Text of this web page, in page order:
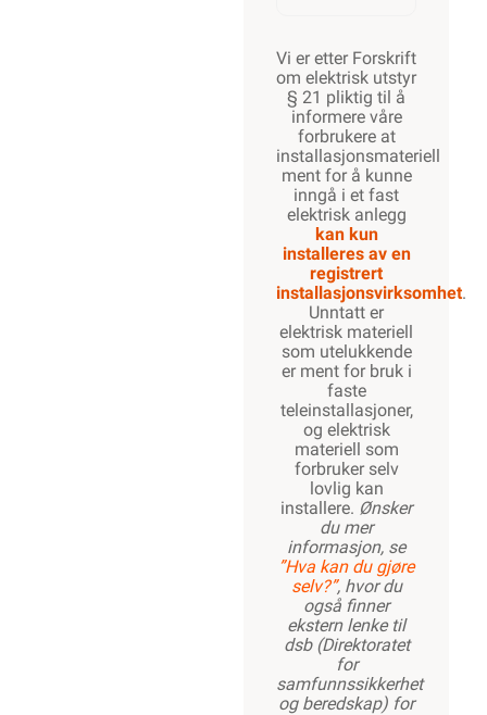
Vi er etter Forskrift
om elektrisk utstyr
§ 21 pliktig til å
informere våre
forbrukere at
installasjonsmateriell
ment for å kunne
inngå i et fast
elektrisk anlegg
kan kun
installeres av en
registrert
installasjonsvirksomhet.
Unntatt er
elektrisk materiell
som utelukkende
er ment for bruk i
faste
teleinstallasjoner,
og elektrisk
materiell som
forbruker selv
lovlig kan
installere. Ønsker
du mer
informasjon, se
”Hva kan du gjøre
selv?”, hvor du
også finner
ekstern lenke til
dsb (Direktoratet
for
samfunnssikkerhet
og beredskap) for